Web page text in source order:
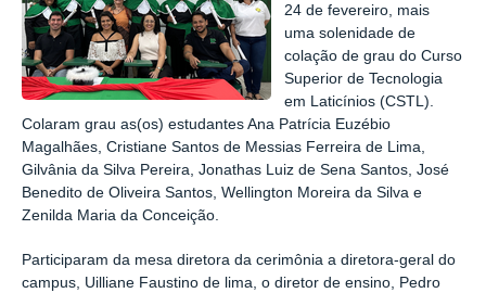
24 de fevereiro, mais
uma solenidade de
colação de grau do Curso
Superior de Tecnologia
em Laticínios (CSTL)
Colaram grau as(os) estudantes Ana Patrícia Euzébio
Magalhães, Cristiane Santos de Messias Ferreira de Lima,
Gilvânia da Silva Pereira, Jonathas Luiz de Sena Santos, José
Benedito de Oliveira Santos, Wellington Moreira da Silva e
Zenilda Maria da Conceição.
Participaram da mesa diretora da cerimônia a diretora-geral do
campus, Uilliane Faustino de lima, o diretor de ensino, Pedro